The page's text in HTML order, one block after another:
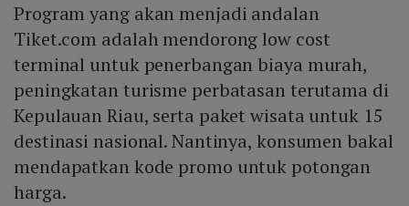
Program yang akan menjadi andalan
Tiket.com adalah mendorong low cost
terminal untuk penerbangan biaya murah,
peningkatan turisme perbatasan terutama di
Kepulauan Riau, serta paket wisata untuk 15
destinasi nasional. Nantinya, konsumen bakal
mendapatkan kode promo untuk potongan
harga.